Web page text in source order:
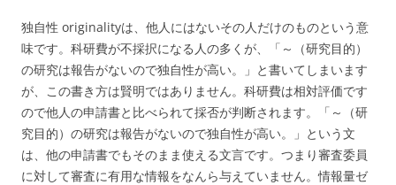
独自性 originalityは、他人にはないその人だけのものという意
味です。科研費が不採択になる人の多くが、「～（研究目的）
の研究は報告がないので独自性が高い。」と書いてしまいます
が、この書き方は賢明ではありません。科研費は相対評価です
ので他人の申請書と比べられて採否が判断されます。「～（研
究目的）の研究は報告がないので独自性が高い。」という文
は、他の申請書でもそのまま使える文言です。つまり審査委員
に対して審査に有用な情報をなんら与えていません。情報量ゼ